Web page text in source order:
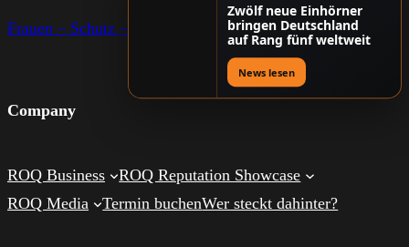
Frauen – Schutz – Bewegung
Company
ROQ Business
ROQ Reputation Showcase
ROQ Media
Termin buchenWer steckt dahinter?
Zwölf neue Einhörner
bringen Deutschland
auf Rang fünf weltweit
News lesen